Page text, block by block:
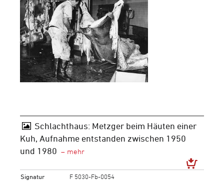
Schlachthaus: Metzger beim Häuten einer
Kuh, Aufnahme entstanden zwischen 1950
und 1980
Signatur
F 5030-Fb-0054